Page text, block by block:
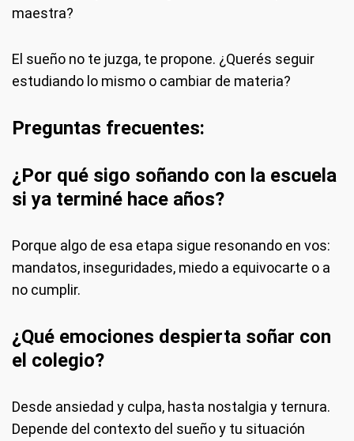
maestra?
El sueño no te juzga, te propone. ¿Querés seguir
estudiando lo mismo o cambiar de materia?
Preguntas frecuentes:
¿Por qué sigo soñando con la escuela
si ya terminé hace años?
Porque algo de esa etapa sigue resonando en vos:
mandatos, inseguridades, miedo a equivocarte o a
no cumplir.
¿Qué emociones despierta soñar con
el colegio?
Desde ansiedad y culpa, hasta nostalgia y ternura.
Depende del contexto del sueño y tu situación